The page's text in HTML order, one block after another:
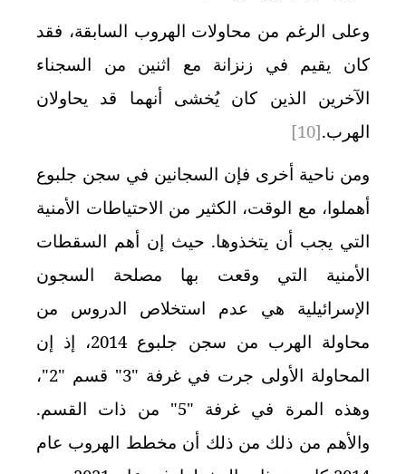
وعلى الرغم من محاولات الهروب السابقة، فقد
كان يقيم في زنزانة مع اثنين من السجناء
الآخرين الذين كان يُخشى أنهما قد يحاولان
الهرب.
[10]
ومن ناحية أخرى فإن السجانين في سجن جلبوع
أهملوا، مع الوقت، الكثير من الاحتياطات الأمنية
التي يجب أن يتخذوها. حيث إن أهم السقطات
الأمنية التي وقعت بها مصلحة السجون
الإسرائيلية هي عدم استخلاص الدروس من
محاولة الهرب من سجن جلبوع 2014، إذ إن
المحاولة الأولى جرت في غرفة "3" قسم "2"،
وهذه المرة في غرفة "5" من ذات القسم.
والأهم من ذلك من ذلك أن مخطط الهروب عام